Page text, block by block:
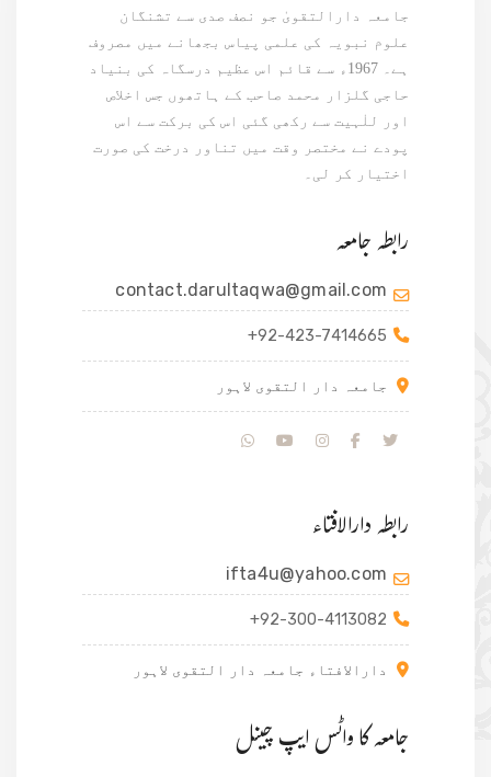
جامعہ دارالتقویٰ جو نصف صدی سے تشنگان
علوم نبویہ کی علمی پیاس بجھانے میں مصروف
ہے۔ 1967ء سے قائم اس عظیم درسگاہ کی بنیاد
حاجی گلزار محمد صاحب کے ہاتھوں جس اخلاص
اور للٰہیت سے رکھی گئی اس کی برکت سے اس
پودے نے مختصر وقت میں تناور درخت کی صورت
اختیار کر لی۔
رابطہ جامعہ
contact.darultaqwa@gmail.com
+92-423-7414665
جامعہ دار التقوی لاہور
رابطہ دارالافتاء
ifta4u@yahoo.com
+92-300-4113082
دارالافتاء جامعہ دار التقوی لاہور
جامعہ کا واٹس ایپ چینل